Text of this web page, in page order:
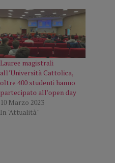
Lauree magistrali
all’Università Cattolica,
oltre 400 studenti hanno
partecipato all’open day
10 Marzo 2023
In "Attualità"